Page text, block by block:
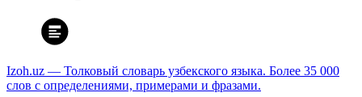
Izoh.uz — Толковый словарь узбекского языка. Более 35 000
слов с определениями, примерами и фразами.